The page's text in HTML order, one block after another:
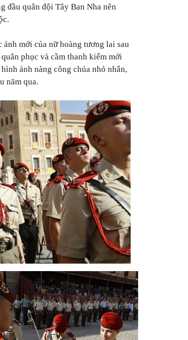
đầu quân đội Tây Ban Nha nên
mới của nữ hoàng tương lai sau
phục và cầm thanh kiếm mới
ảnh nàng công chúa nhỏ nhắn,
năm qua.